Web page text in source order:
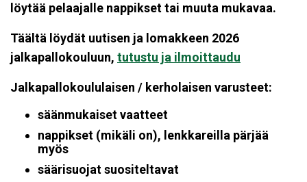
löytää pelaajalle nappikset tai muuta mukavaa.
Täältä löydät uutisen ja lomakkeen 2026
jalkapallokouluun, tutustu ja ilmoittaudu
Jalkapallokoululaisen / kerholaisen varusteet:
säänmukaiset vaatteet
nappikset (mikäli on), lenkkareilla pärjää
myös
säärisuojat suositeltavat